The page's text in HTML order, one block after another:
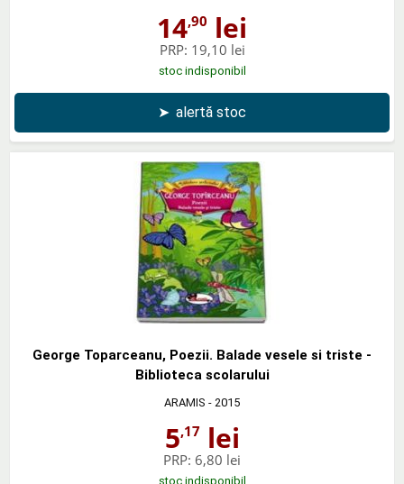
14,90 lei
PRP: 19,10 lei
stoc indisponibil
➤ alertă stoc
George Toparceanu, Poezii. Balade vesele si triste -
Biblioteca scolarului
ARAMIS - 2015
5,17lei
PRP: 6,80 lei
stoc indisponibil